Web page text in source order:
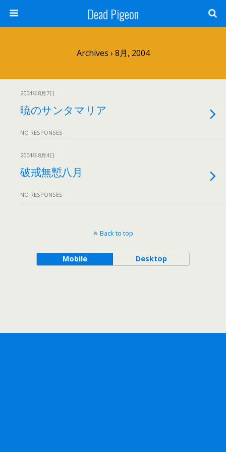
Dead Pigeon
Archives › 8月, 2004
2004年8月7日
暁のサンタマリア
NO RESPONSES
2004年8月4日
破戒無慙八月
NO RESPONSES
Back to top
Mobile Desktop